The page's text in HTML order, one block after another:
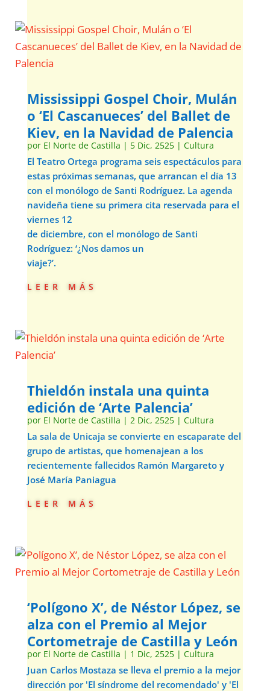
Mississippi Gospel Choir, Mulán
o ‘El Cascanueces’ del Ballet de
Kiev, en la Navidad de Palencia
por El Norte de Castilla | 5 Dic, 2525| Cultura
El Teatro Ortega programa seis espectáculos para
estas próximas semanas, que arrancan el día 13
con el monólogo de Santi Rodríguez. La agenda
navideña tiene su primera cita reservada para el
viernes 12
de diciembre, con el monólogo de Santi
Rodríguez: ‘¿Nos damos un
viaje?’.
leer más
Thieldón instala una quinta
edición de ‘Arte Palencia’
por El Norte de Castilla | 2 Dic, 2525| Cultura
La sala de Unicaja se convierte en escaparate del
grupo de artistas, que homenajean a los
recientemente fallecidos Ramón Margareto y
José María Paniagua
leer más
‘Polígono X’, de Néstor López, se
alza con el Premio al Mejor
Cortometraje de Castilla y León
por El Norte de Castilla | 1 Dic, 2525| Cultura
Juan Carlos Mostaza se lleva el premio a la mejor
dirección por 'El síndrome del recomendado' y 'El